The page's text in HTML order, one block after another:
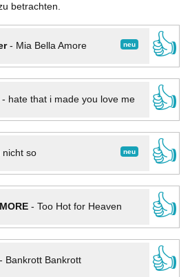
betrachten.
neu
- Mia Bella Amore
👍
hate that i made you love me
👍
neu
nicht so
👍
- Too Hot for Heaven
👍
Bankrott Bankrott
👍